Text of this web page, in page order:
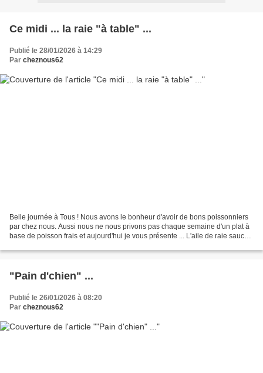
Ce midi ... la raie "à table" ...
Publié le 28/01/2026 à 14:29
Par cheznous62
Belle journée à Tous ! Nous avons le bonheur d'avoir de bons poissonniers
par chez nous. Aussi nous ne nous privons pas chaque semaine d'un plat à
base de poisson frais et aujourd'hui je vous présente ... L'aile de raie sauce
"Pain d'chien" ...
Publié le 26/01/2026 à 08:20
Par cheznous62